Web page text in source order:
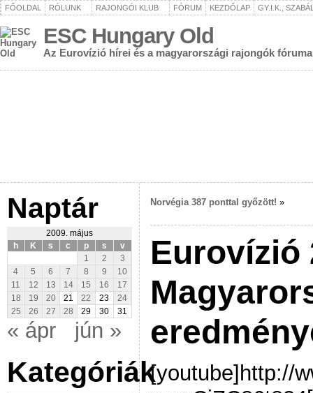
FŐOLDAL RÓLUNK RAJONGÓI KLUB FÓRUM KEZDŐLAP GY.I.K.,
ESC Hungary Old
Az Eurovízió hírei és a magyarországi rajongók fóruma
Naptár
2009. május
h
K s c p s
v
1
2
3
4
5 6 7 8 9
10
11
12 13 14 15 16
17
18
19 20 21 22 23
24
25
26 27 28 29 30 31
« ápr jún »
Kategóriák
Norvégia 387 ponttal győzött! »
Eurovízió
[youtube]http://